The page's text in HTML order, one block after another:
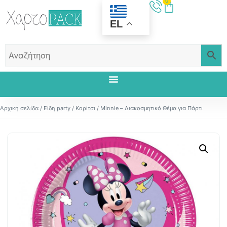
EL
Αρχική σελίδα / Είδη party / Κορίτσι / Minnie – Διακοσμητικό Θέμα για Πάρτι